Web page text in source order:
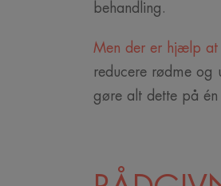
behandling.
Men der er hjælp at
reducere rødme og
gøre alt dette på én